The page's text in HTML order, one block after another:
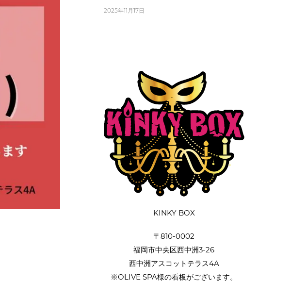
2025年11月17日
KINKY BOX
〒810-0002
福岡市中央区西中洲3-26
西中洲アスコットテラス4A
※OLIVE SPA様の看板がございます。